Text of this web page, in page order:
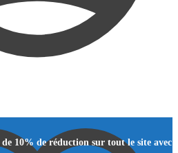
10% de réduction sur tout le site avec